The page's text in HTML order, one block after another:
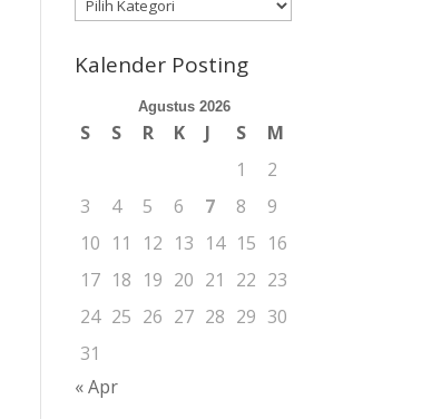
Kalender Posting
Agustus 2026
S S R K J S
M
1
2
3
4 5 6 7 8
9
10 11 12 13 14 15 16
17 18 19 20 21 22 23
24 25 26 27 28 29 30
31
« Apr